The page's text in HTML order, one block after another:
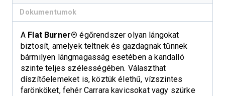
Dokumentumok
A Flat Burner®égőrendszer olyan lángokat
biztosít, amelyek teltnek és gazdagnak tűnnek
bármilyen lángmagasság esetében a kandalló
szinte teljes szélességében. Választhat
díszítőelemeket is, köztük élethű, vízszintes
farönköket, fehér Carrara kavicsokat vagy szürke